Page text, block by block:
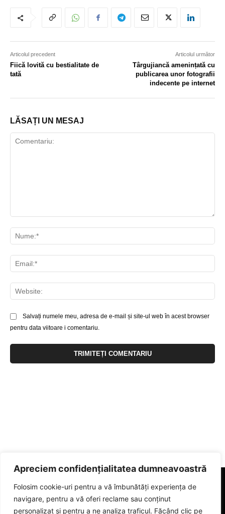
Apreciem confidențialitatea dumneavoastră
Folosim cookie-uri pentru a vă îmbunătăți experiența de
navigare, pentru a vă oferi reclame sau conținut
personalizat și pentru a ne analiza traficul. Făcând clic pe
Articolul precedent
Fiică lovită cu bestialitate de
tată
Articolul următor
Târgujiancă amenințată cu
publicarea unor fotografii
indecente pe internet
LĂSAȚI UN MESAJ
Salvați numele meu, adresa de e-mail și site-ul web în acest browser
pentru data viitoare i comentariu.